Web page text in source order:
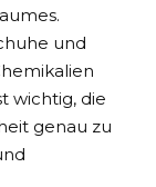
und
wichtig, die
genau zu